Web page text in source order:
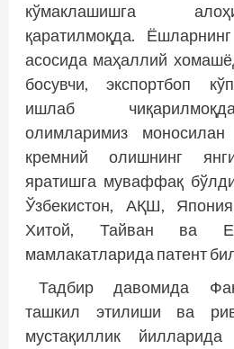
кўмаклашишга
қаратилмоқда.
асосида маҳаллий
босувчи, экспортбоп
ишлаб
олимларимиз
кремний олишнинг
яратишга муваффақ
Ўзбекистон, АҚШ,
Хитой, Тайван ва
мамлакатларида патент
Тадбир давомида
ташкил этилиши ва
мустақиллик